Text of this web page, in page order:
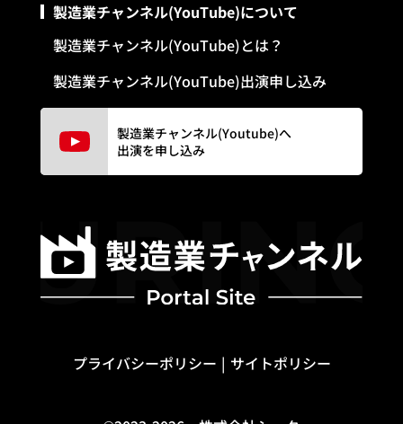
製造業チャンネル(YouTube)について
製造業チャンネル(YouTube)とは？
製造業チャンネル(YouTube)出演申し込み
製造業チャンネル(Youtube)へ
出演を申し込み
プライバシーポリシー サイトポリシー